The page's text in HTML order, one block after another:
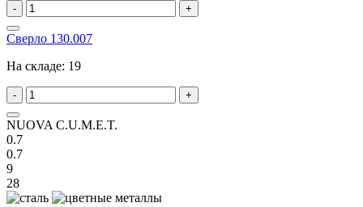
- +
Сверло 130.007
На складе: 19
- +
NUOVA C.U.M.E.T.
0.7
0.7
9
28